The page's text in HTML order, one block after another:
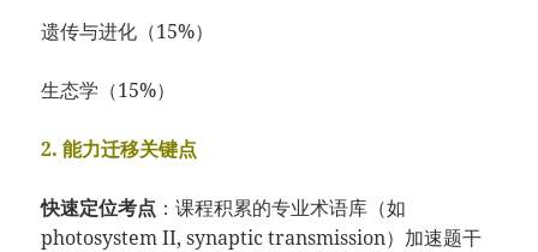
遗传与进化（15%）
生态学（15%）
​2. 能力迁移关键点​
快速定位考点​ ​：课程积累的专业术语库（如
photosystem II, synaptic transmission）加速题干